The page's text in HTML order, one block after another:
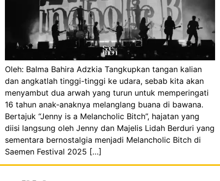
Oleh: Balma Bahira Adzkia Tangkupkan tangan kalian
dan angkatlah tinggi-tinggi ke udara, sebab kita akan
menyambut dua arwah yang turun untuk memperingati
16 tahun anak-anaknya melanglang buana di bawana.
Bertajuk “Jenny is a Melancholic Bitch”, hajatan yang
diisi langsung oleh Jenny dan Majelis Lidah Berduri yang
sementara bernostalgia menjadi Melancholic Bitch di
Saemen Festival 2025 […]